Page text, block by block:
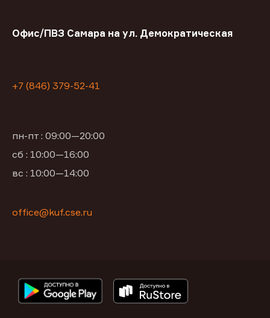
Офис/ПВЗ Самара на ул. Демократическая
+7 (846) 379-52-41
пн-пт : 09:00—20:00
сб : 10:00—16:00
вс : 10:00—14:00
office@kuf.cse.ru